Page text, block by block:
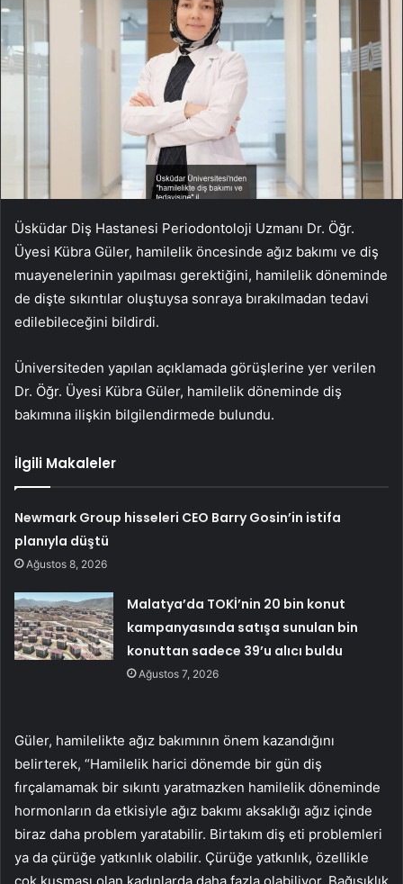
Üsküdar Diş Hastanesi Periodontoloji Uzmanı Dr. Öğr.
Üyesi Kübra Güler, hamilelik öncesinde ağız bakımı ve diş
muayenelerinin yapılması gerektiğini, hamilelik döneminde
de dişte sıkıntılar oluştuysa sonraya bırakılmadan tedavi
edilebileceğini bildirdi.
Üniversiteden yapılan açıklamada görüşlerine yer verilen
Dr. Öğr. Üyesi Kübra Güler, hamilelik döneminde diş
bakımına ilişkin bilgilendirmede bulundu.
İlgili Makaleler
Newmark Group hisseleri CEO Barry Gosin’in istifa
planıyla düştü
Ağustos 8, 2026
Malatya’da TOKİ’nin 20 bin konut
kampanyasında satışa sunulan bin
konuttan sadece 39’u alıcı buldu
Ağustos 7, 2026
Güler, hamilelikte ağız bakımının önem kazandığını
belirterek, “Hamilelik harici dönemde bir gün diş
fırçalamamak bir sıkıntı yaratmazken hamilelik döneminde
hormonların da etkisiyle ağız bakımı aksaklığı ağız içinde
biraz daha problem yaratabilir. Birtakım diş eti problemleri
ya da çürüğe yatkınlık olabilir. Çürüğe yatkınlık, özellikle